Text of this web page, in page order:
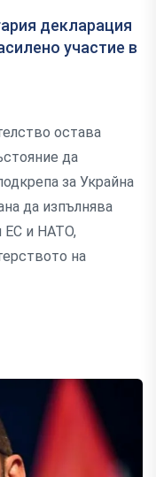
декларация
участие в
остава
да
за Украйна
да изпълнява
ЕС и НАТО,
на